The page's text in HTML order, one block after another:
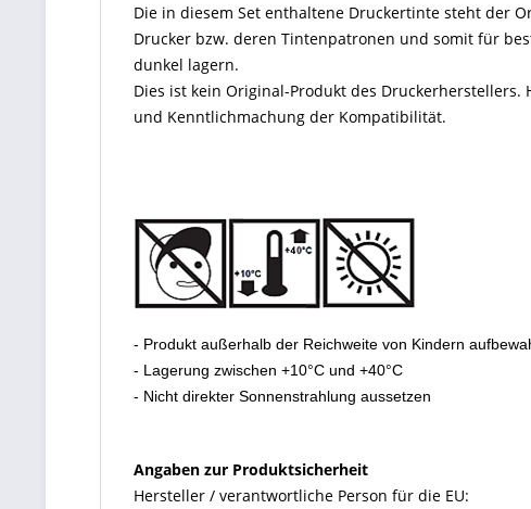
Die in diesem Set enthaltene Druckertinte steht der
Drucker bzw. deren Tintenpatronen und somit für
dunkel lagern.
Dies ist kein Original-Produkt des
und Kenntlichmachung der Kompatibilität.
- Produkt außerhalb der Reichweite von Kindern
- Lagerung zwischen +10°C und +40°C
- Nicht direkter Sonnenstrahlung aussetzen
Angaben zur Produktsicherheit
Hersteller / verantwortliche Person für die EU: